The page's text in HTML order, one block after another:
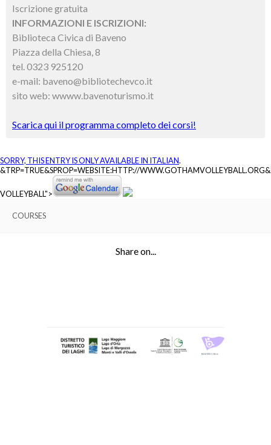
Iscrizione gratuita
INFORMAZIONI E ISCRIZIONI:
Biblioteca Civica di Baveno
Piazza della Chiesa, 8
tel. 0323 925120
e-mail: baveno@bibliotechevco.it
sito web: wwww.bavenoturismo.it
Scarica qui il programma completo dei corsi!
SORRY, THIS ENTRY IS ONLY AVAILABLE IN ITALIAN.
&TRP=TRUE&SPROP=WEBSITE:HTTP://
VOLLEYBALL">
COURSES
Share on...